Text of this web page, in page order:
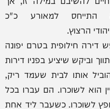
למאורע כ"כ
הרצוץ.
דירה חילופית בטרם יפונה
וביקש שיציע בפניו דירות
אותו לבית שעמד ריק,
הוא לשוכרו. הם עברו בכל
חפץ לשוכרו. כשעבר ליד אחת